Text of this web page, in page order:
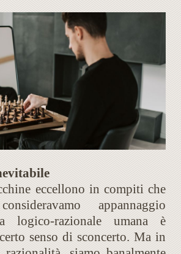
eccellono in compiti che
appannaggio
logico-razionale umana è
senso di sconcerto. Ma in